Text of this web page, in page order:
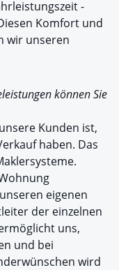
-
Komfort und
wir unseren
können Sie
Kunden ist,
haben. Das
eigenen
der einzelnen
uns,
und bei
wird